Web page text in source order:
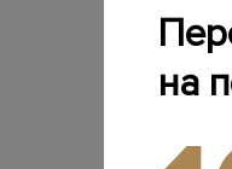
на